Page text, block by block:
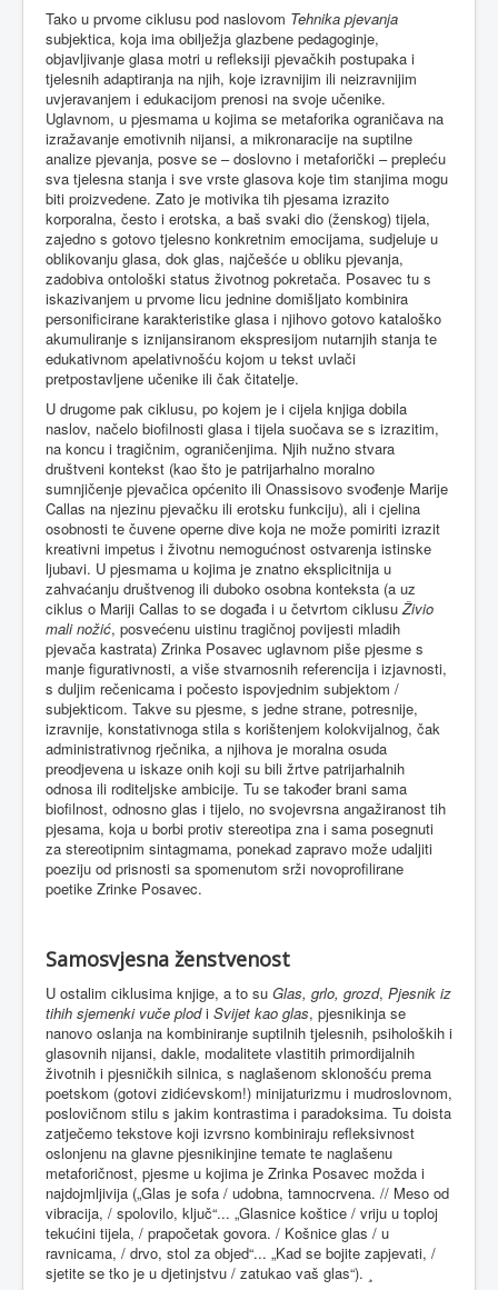
Tako u prvome ciklusu pod naslovom Tehnika pjevanja
subjektica, koja ima obilježja glazbene pedagoginje,
objavljivanje glasa motri u refleksiji pjevačkih postupaka i
tjelesnih adaptiranja na njih, koje izravnijim ili neizravnijim
uvjeravanjem i edukacijom prenosi na svoje učenike.
Uglavnom, u pjesmama u kojima se metaforika ograničava na
izražavanje emotivnih nijansi, a mikronaracije na suptilne
analize pjevanja, posve se – doslovno i metaforički – prepleću
sva tjelesna stanja i sve vrste glasova koje tim stanjima mogu
biti proizvedene. Zato je motivika tih pjesama izrazito
korporalna, često i erotska, a baš svaki dio (ženskog) tijela,
zajedno s gotovo tjelesno konkretnim emocijama, sudjeluje u
oblikovanju glasa, dok glas, najčešće u obliku pjevanja,
zadobiva ontološki status životnog pokretača. Posavec tu s
iskazivanjem u prvome licu jednine domišljato kombinira
personificirane karakteristike glasa i njihovo gotovo kataloško
akumuliranje s iznijansiranom ekspresijom nutarnjih stanja te
edukativnom apelativnošću kojom u tekst uvlači
pretpostavljene učenike ili čak čitatelje.
U drugome pak ciklusu, po kojem je i cijela knjiga dobila
naslov, načelo biofilnosti glasa i tijela suočava se s izrazitim,
na koncu i tragičnim, ograničenjima. Njih nužno stvara
društveni kontekst (kao što je patrijarhalno moralno
sumnjičenje pjevačica općenito ili Onassisovo svođenje Marije
Callas na njezinu pjevačku ili erotsku funkciju), ali i cjelina
osobnosti te čuvene operne dive koja ne može pomiriti izrazit
kreativni impetus i životnu nemogućnost ostvarenja istinske
ljubavi. U pjesmama u kojima je znatno eksplicitnija u
zahvaćanju društvenog ili duboko osobna konteksta (a uz
ciklus o Mariji Callas to se događa i u četvrtom ciklusu Živio
mali nožić, posvećenu uistinu tragičnoj povijesti mladih
pjevača kastrata) Zrinka Posavec uglavnom piše pjesme s
manje figurativnosti, a više stvarnosnih referencija i izjavnosti,
s duljim rečenicama i počesto ispovjednim subjektom /
subjekticom. Takve su pjesme, s jedne strane, potresnije,
izravnije, konstativnoga stila s korištenjem kolokvijalnog, čak
administrativnog rječnika, a njihova je moralna osuda
preodjevena u iskaze onih koji su bili žrtve patrijarhalnih
odnosa ili roditeljske ambicije. Tu se također brani sama
biofilnost, odnosno glas i tijelo, no svojevrsna angažiranost tih
pjesama, koja u borbi protiv stereotipa zna i sama posegnuti
za stereotipnim sintagmama, ponekad zapravo može udaljiti
poeziju od prisnosti sa spomenutom srži novoprofilirane
poetike Zrinke Posavec.
Samosvjesna ženstvenost
U ostalim ciklusima knjige, a to su Glas, grlo, grozd, Pjesnik iz
tihih sjemenki vuče plodi Svijet kao glas, pjesnikinja se
nanovo oslanja na kombiniranje suptilnih tjelesnih, psiholoških i
glasovnih nijansi, dakle, modalitete vlastitih primordijalnih
životnih i pjesničkih silnica, s naglašenom sklonošću prema
poetskom (gotovi zidićevskom!) minijaturizmu i mudroslovnom,
poslovičnom stilu s jakim kontrastima i paradoksima. Tu doista
zatječemo tekstove koji izvrsno kombiniraju refleksivnost
oslonjenu na glavne pjesnikinjine temate te naglašenu
metaforičnost, pjesme u kojima je Zrinka Posavec možda i
najdojmljivija („Glas je sofa / udobna, tamnocrvena. // Meso od
vibracija, / spolovilo, ključ“... „Glasnice koštice / vriju u toploj
tekućini tijela, / prapočetak govora. / Košnice glas / u
ravnicama, / drvo, stol za objed“... „Kad se bojite zapjevati, /
sjetite se tko je u djetinjstvu / zatukao vaš glas“). ¸